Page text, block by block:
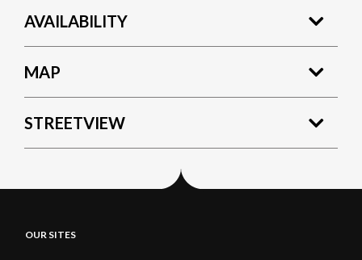
AVAILABILITY
MAP
STREETVIEW
OUR SITES